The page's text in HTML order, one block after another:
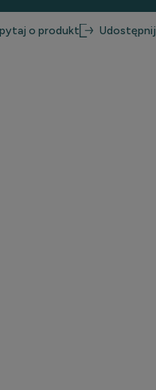
o produkt Udostępnij